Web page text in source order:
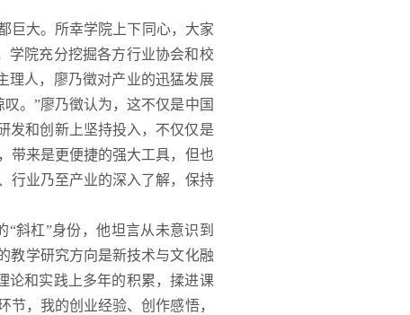
巨大。所幸学院上下同心，大家
学院充分挖掘各方行业协会和校
理人，廖乃徵对产业的迅猛发展
。”廖乃徵认为，这不仅是中国
发和创新上坚持投入，不仅仅是
带来是更便捷的强大工具，但也
行业乃至产业的深入了解，保持
斜杠”身份，他坦言从未意识到
教学研究方向是新技术与文化融
论和实践上多年的积累，揉进课
，我的创业经验、创作感悟，